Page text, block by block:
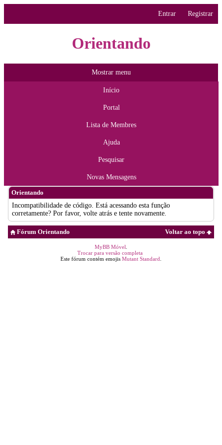
Entrar Registrar
Orientando
Mostrar menu
Início
Portal
Lista de Membres
Ajuda
Pesquisar
Novas Mensagens
Orientando
Incompatibilidade de código. Está acessando esta função
corretamente? Por favor, volte atrás e tente novamente.
Voltar ao topo
Fórum Orientando
MyBB Móvel
Trocar para versão completa
Este fórum contém emojis Mutant Standard